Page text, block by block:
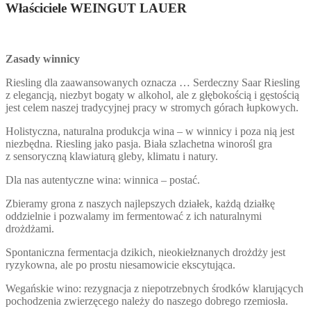
Właściciele WEINGUT LAUER
Zasady winnicy
Riesling dla zaawansowanych oznacza … Serdeczny Saar Riesling
z elegancją, niezbyt bogaty w alkohol, ale z głębokością i gęstością
jest celem naszej tradycyjnej pracy w stromych górach łupkowych.
Holistyczna, naturalna produkcja wina – w winnicy i poza nią jest
niezbędna. Riesling jako pasja. Biała szlachetna winorośl gra
z sensoryczną klawiaturą gleby, klimatu i natury.
Dla nas autentyczne wina: winnica – postać.
Zbieramy grona z naszych najlepszych działek, każdą działkę
oddzielnie i pozwalamy im fermentować z ich naturalnymi
drożdżami.
Spontaniczna fermentacja dzikich, nieokiełznanych drożdży jest
ryzykowna, ale po prostu niesamowicie ekscytująca.
Wegańskie wino: rezygnacja z niepotrzebnych środków klarujących
pochodzenia zwierzęcego należy do naszego dobrego rzemiosła.